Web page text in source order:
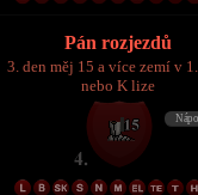
Pán rozjezdů
3. den měj 15 a více zemí v
nebo K lize